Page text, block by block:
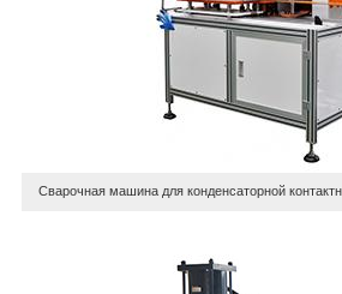
Сварочная машина для конденсаторной